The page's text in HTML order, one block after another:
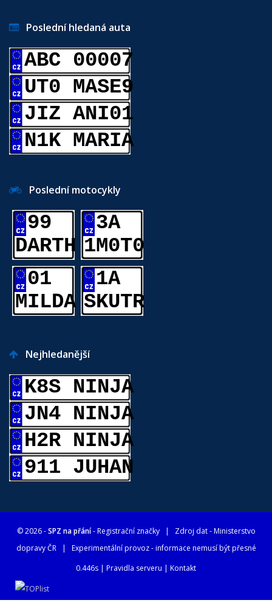
Poslední hledaná auta
ABC 00007
UT0 MASE9
JIZ ANI01
N1K MARIA
Poslední motocykly
99
DARTH
3A
1M0T0
01
MILDA
1A
SKUTR
Nejhledanější
K8S NINJA
JN4 NINJA
H2R NINJA
911 JUHAN
© 2026 -SPZ na přání- Registrační značky| Zdroj dat -Ministerstvo
dopravy ČR| Experimentální provoz - informace nemusí být přesné
0.446s | Pravidla serveru | Kontakt